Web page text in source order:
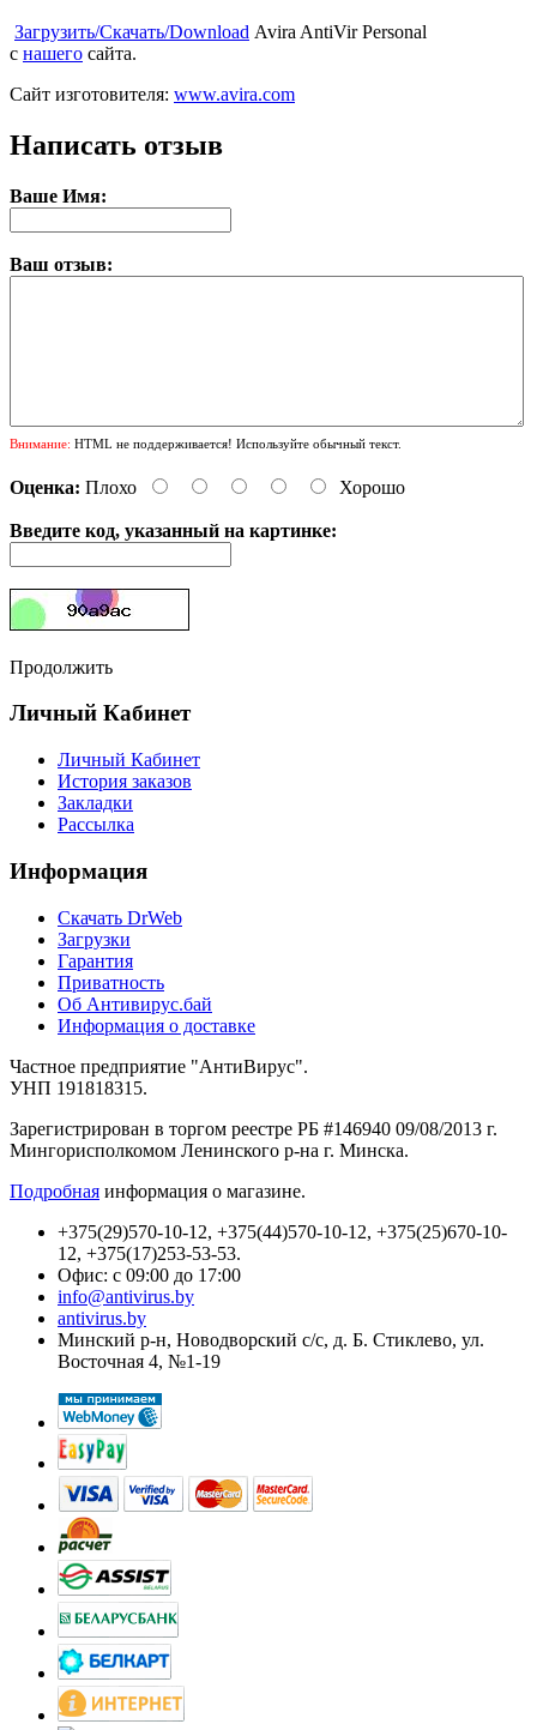
Загрузить/Скачать/Download Avira AntiVir Personal
с нашего сайта.
Сайт изготовителя: www.avira.com
Написать отзыв
Ваше Имя:
Ваш отзыв:
Внимание: HTML не поддерживается! Используйте обычный текст.
Оценка: Плохо Хорошо
Введите код, указанный на картинке:
Продолжить
Личный Кабинет
Личный Кабинет
История заказов
Закладки
Рассылка
Информация
Cкачать DrWeb
Загрузки
Гарантия
Приватность
Об Антивирус.бай
Информация о доставке
Частное предприятие "АнтиВирус".
УНП 191818315.
Зарегистрирован в торгом реестре РБ #146940 09/08/2013 г.
Мингорисполкомом Ленинского р-на г. Минска.
Подробная информация о магазине.
+375(29)570-10-12, +375(44)570-10-12, +375(25)670-10-
12, +375(17)253-53-53.
Офис: с 09:00 до 17:00
info@antivirus.by
antivirus.by
Минский р-н, Новодворский с/с, д. Б. Стиклево, ул.
Восточная 4, №1-19